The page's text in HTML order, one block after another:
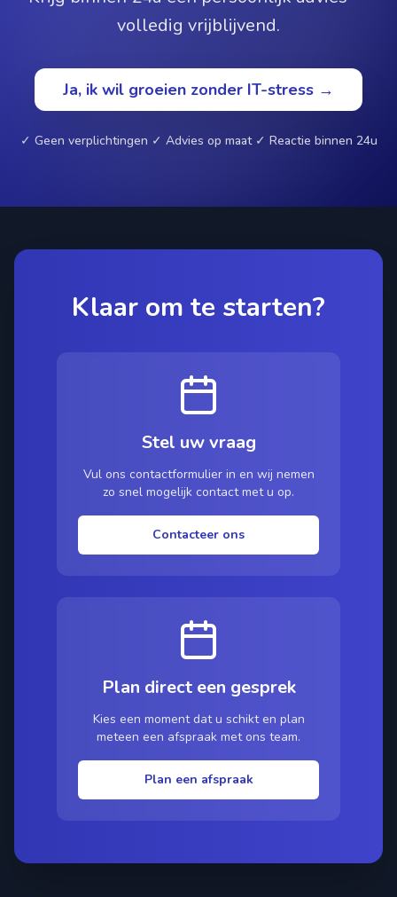
volledig vrijblijvend.
Ja, ik wil groeien zonder IT-stress →
✓ Geen verplichtingen ✓ Advies op maat ✓ Reactie binnen 24u
Klaar om te starten?
Stel uw vraag
Vul ons contactformulier in en wij nemen
zo snel mogelijk contact met u op.
Contacteer ons
Plan direct een gesprek
Kies een moment dat u schikt en plan
meteen een afspraak met ons team.
Plan een afspraak